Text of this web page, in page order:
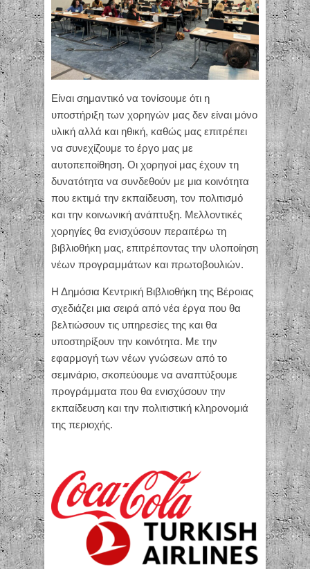
Είναι σημαντικό να τονίσουμε ότι η
υποστήριξη των χορηγών μας δεν είναι μόνο
υλική αλλά και ηθική, καθώς μας επιτρέπει
να συνεχίζουμε το έργο μας με
αυτοπεποίθηση. Οι χορηγοί μας έχουν τη
δυνατότητα να συνδεθούν με μια κοινότητα
που εκτιμά την εκπαίδευση, τον πολιτισμό
και την κοινωνική ανάπτυξη. Μελλοντικές
χορηγίες θα ενισχύσουν περαιτέρω τη
βιβλιοθήκη μας, επιτρέποντας την υλοποίηση
νέων προγραμμάτων και πρωτοβουλιών.
Η Δημόσια Κεντρική Βιβλιοθήκη της Βέροιας
σχεδιάζει μια σειρά από νέα έργα που θα
βελτιώσουν τις υπηρεσίες της και θα
υποστηρίξουν την κοινότητα. Με την
εφαρμογή των νέων γνώσεων από το
σεμινάριο, σκοπεύουμε να αναπτύξουμε
προγράμματα που θα ενισχύσουν την
εκπαίδευση και την πολιτιστική κληρονομιά
της περιοχής.